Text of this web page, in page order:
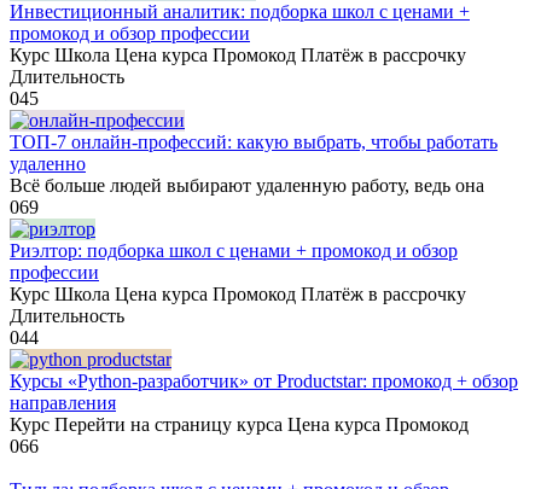
Инвестиционный аналитик: подборка школ с ценами +
промокод и обзор профессии
Курс Школа Цена курса Промокод Платёж в рассрочку
Длительность
045
ТОП-7 онлайн-профессий: какую выбрать, чтобы работать
удаленно
Всё больше людей выбирают удаленную работу, ведь она
069
Риэлтор: подборка школ с ценами + промокод и обзор
профессии
Курс Школа Цена курса Промокод Платёж в рассрочку
Длительность
044
Курсы «Python-разработчик» от Productstar: промокод + обзор
направления
Курс Перейти на страницу курса Цена курса Промокод
066